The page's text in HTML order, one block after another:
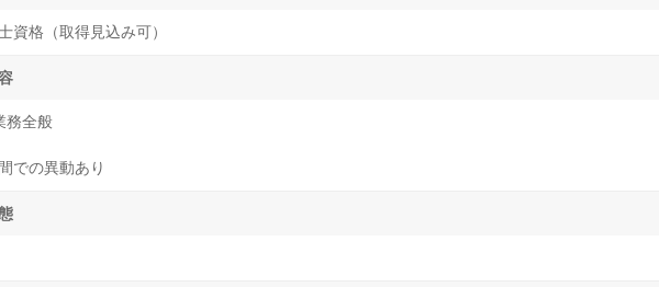
資格（取得見込み可）
務全般
での異動あり